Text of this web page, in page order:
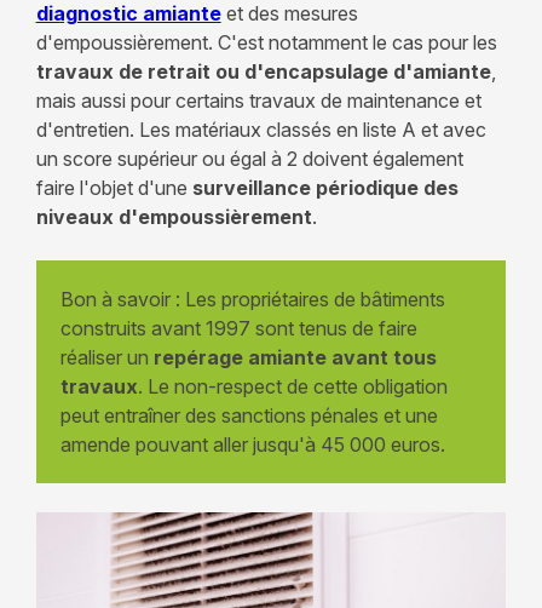
diagnostic amianteet des mesures
d'empoussièrement. C'est notamment le cas pour les
travaux de retrait ou d'encapsulage d'amiante,
mais aussi pour certains travaux de maintenance et
d'entretien. Les matériaux classés en liste A et avec
un score supérieur ou égal à 2 doivent également
faire l'objet d'une surveillance périodique des
niveaux d'empoussièrement.
Bon à savoir : Les propriétaires de bâtiments
construits avant 1997 sont tenus de faire
réaliser un repérage amiante avant tous
travaux. Le non-respect de cette obligation
peut entraîner des sanctions pénales et une
amende pouvant aller jusqu'à 45 000 euros.